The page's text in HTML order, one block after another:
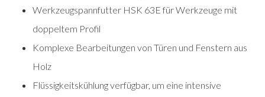
Werkzeugspannfutter HSK 63E für Werkzeuge mit
doppeltem Profil
Komplexe Bearbeitungen von Türen und Fenstern aus
Holz
Flüssigkeitskühlung verfügbar, um eine intensive